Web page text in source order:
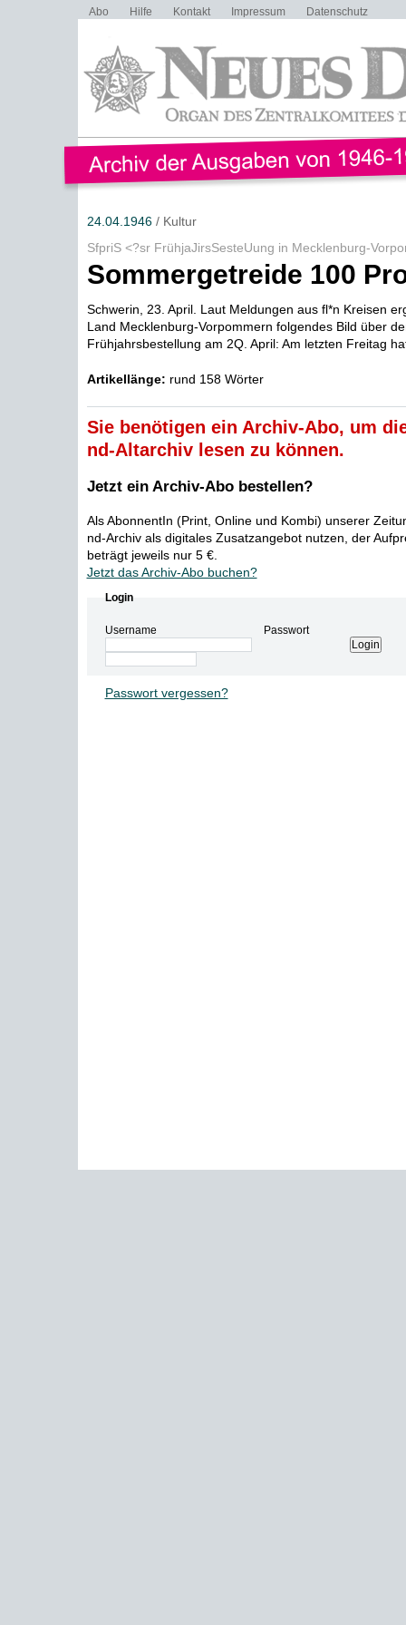
Abo Hilfe Kontakt Impressum Datenschutz
24.04.1946/ Kultur
SfpriS <?sr FrühjaJirsSesteUung in Mecklenburg-
Sommergetreide 100
Schwerin, 23. April. Laut Meldungen aus fl*n Kreisen
Land Mecklenburg-Vorpommern folgendes Bild über
Frühjahrsbestellung am 2Q. April: Am letzten Freitag
Artikellänge: rund 158 Wörter
Sie benötigen ein Archiv-Abo, um
nd-Altarchiv lesen zu können.
Jetzt ein Archiv-Abo bestellen?
Als AbonnentIn (Print, Online und Kombi) unserer
nd-Archiv als digitales Zusatzangebot nutzen, der
beträgt jeweils nur 5 €.
Jetzt das Archiv-Abo buchen?
Login
Username Passwort
Passwort vergessen?